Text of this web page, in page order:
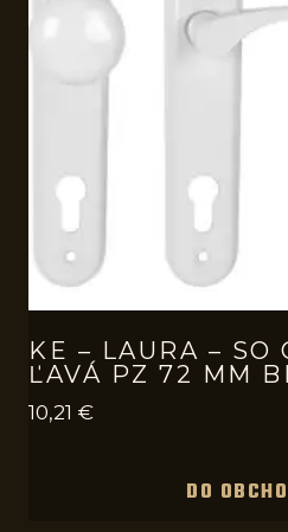
KE – LAURA – SO
ĽAVÁ PZ 72 MM
10,21 €
DO